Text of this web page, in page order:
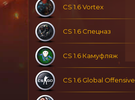
CS 1.6 Vortex
CS 1.6 Спецназ
CS 1.6 Камуфляж
CS 1.6 Global Offensive